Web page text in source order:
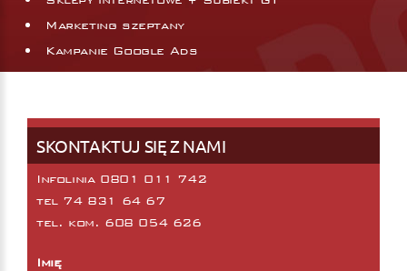
Marketing szeptany
Kampanie Google Ads
SKONTAKTUJ SIĘ Z NAMI
Infolinia 0801 011 742
tel 74 831 64 67
tel. kom. 608 054 626
Imię